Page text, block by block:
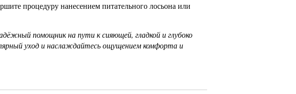
процедуру нанесением питательного лосьона или
помощник на пути к сияющей, гладкой и глубоко
уход и наслаждайтесь ощущением комфорта и